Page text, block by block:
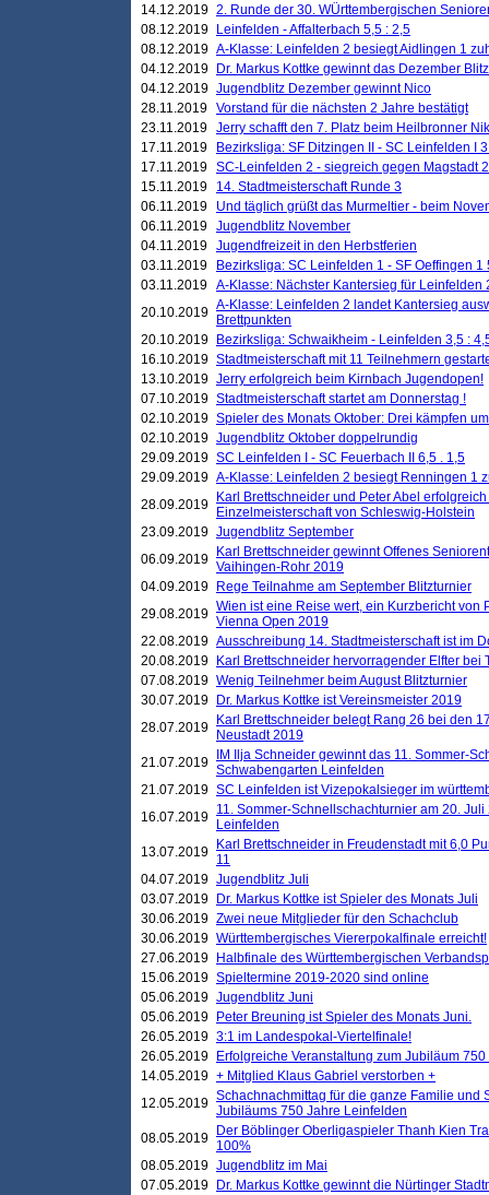
14.12.2019 2. Runde der 30. WÜrttembergischen
08.12.2019
Leinfelden - Affalterbach 5,5 : 2,5
08.12.2019 A-Klasse: Leinfelden 2 besiegt Aidlingen 1
04.12.2019
Dr. Markus Kottke gewinnt das Dezember
04.12.2019 Jugendblitz Dezember gewinnt Nico
28.11.2019 Vorstand für die nächsten 2 Jahre bestätigt
23.11.2019 Jerry schafft den 7. Platz beim Heilbronner
17.11.2019
Bezirksliga: SF Ditzingen II - SC Leinfelden I
17.11.2019 SC-Leinfelden 2 - siegreich gegen Magstadt 2
15.11.2019
14. Stadtmeisterschaft Runde 3
06.11.2019
Und täglich grüßt das Murmeltier - beim
06.11.2019 Jugendblitz November
04.11.2019 Jugendfreizeit in den Herbstferien
03.11.2019
Bezirksliga: SC Leinfelden 1 - SF Oeffingen 1
03.11.2019 A-Klasse: Nächster Kantersieg für Leinfelden
20.10.2019 A-Klasse: Leinfelden 2 landet Kantersieg
Brettpunkten
20.10.2019
Bezirksliga: Schwaikheim - Leinfelden 3,5 :
16.10.2019 Stadtmeisterschaft mit 11 Teilnehmern
13.10.2019 Jerry erfolgreich beim Kirnbach Jugendopen!
07.10.2019 Stadtmeisterschaft startet am Donnerstag !
02.10.2019 Spieler des Monats Oktober: Drei kämpfen
02.10.2019 Jugendblitz Oktober doppelrundig
29.09.2019 SC Leinfelden I - SC Feuerbach II 6,5 . 1,5
29.09.2019 A-Klasse: Leinfelden 2 besiegt Renningen 1
28.09.2019
Karl Brettschneider und Peter Abel
Einzelmeisterschaft von Schleswig-Holstein
23.09.2019 Jugendblitz September
06.09.2019
Karl Brettschneider gewinnt Offenes
Vaihingen-Rohr 2019
04.09.2019
Rege Teilnahme am September Blitzturnier
29.08.2019 Wien ist eine Reise wert, ein Kurzbericht von
Vienna Open 2019
22.08.2019 Ausschreibung 14. Stadtmeisterschaft ist im
20.08.2019
Karl Brettschneider hervorragender Elfter bei
07.08.2019 Wenig Teilnehmer beim August Blitzturnier
30.07.2019
Dr. Markus Kottke ist Vereinsmeister 2019
28.07.2019
Karl Brettschneider belegt Rang 26 bei den
Neustadt 2019
21.07.2019
IM Ilja Schneider gewinnt das 11. Sommer-
Schwabengarten Leinfelden
21.07.2019 SC Leinfelden ist Vizepokalsieger im
16.07.2019 11. Sommer-Schnellschachturnier am 20.
Leinfelden
13.07.2019
Karl Brettschneider in Freudenstadt mit 6,0
11
04.07.2019 Jugendblitz Juli
03.07.2019
Dr. Markus Kottke ist Spieler des Monats Juli
30.06.2019 Zwei neue Mitglieder für den Schachclub
30.06.2019 Württembergisches Viererpokalfinale erreicht!
27.06.2019
Halbfinale des Württembergischen
15.06.2019 Spieltermine 2019-2020 sind online
05.06.2019 Jugendblitz Juni
05.06.2019
Peter Breuning ist Spieler des Monats Juni.
26.05.2019 3:1 im Landespokal-Viertelfinale!
26.05.2019
Erfolgreiche Veranstaltung zum Jubiläum
14.05.2019 + Mitglied Klaus Gabriel verstorben +
12.05.2019 Schachnachmittag für die ganze Familie und
Jubiläums 750 Jahre Leinfelden
08.05.2019
Der Böblinger Oberligaspieler Thanh Kien
100%
08.05.2019 Jugendblitz im Mai
07.05.2019
Dr. Markus Kottke gewinnt die Nürtinger